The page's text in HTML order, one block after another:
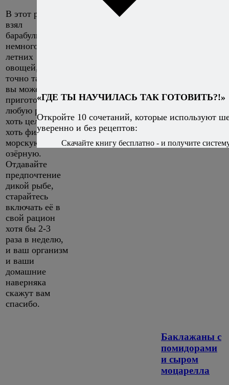
В этот раз я
взял
барабульку и
немного
летних
овощей, но
точно так же
вы можете
приготовить
любую рыбу,
хоть целую,
хоть филе, хоть
морскую, хоть
озёрную.
Отдавайте
предпочтение
дикой рыбе,
старайтесь
включать её в
свой рацион
хотя бы 2-3
раза в неделю,
и ваш организм
и ваши
домашние
наверняка
скажут вам
спасибо.
Баклажаны с
помидорами
и сыром
моцарелла
«ГДЕ ТЫ НАУЧИЛАСЬ ТАК ГОТОВИТЬ?!»
Откройте 10 сочетаний, которые используют
уверенно и без рецептов:
Скачайте книгу бесплатно - и получите